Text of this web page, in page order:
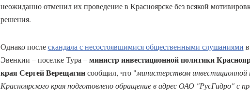
неожиданно отменил их проведение в Красноярске без всякой
решения.
Однако послескандала с несостоявшимися общественными слушаниями
Эвенкии – поселке Тура –министр инвестиционной политики
края Сергей Верещагинсообщил, что "министерством инвестиционной
Красноярского края подготовлено обращение в адрес ОАО "РусГидро" с